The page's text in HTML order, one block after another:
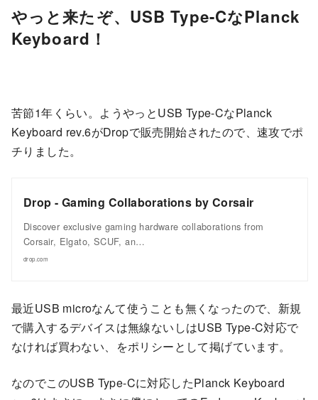
やっと来たぞ、USB Type-CなPlanck
Keyboard！
苦節1年くらい。ようやっとUSB Type-CなPlanck
Keyboard rev.6がDropで販売開始されたので、速攻でポ
チりました。
Drop - Gaming Collaborations by Corsair
Discover exclusive gaming hardware collaborations from
Corsair, Elgato, SCUF, an…
drop.com
最近USB microなんて使うことも無くなったので、新規
で購入するデバイスは無線ないしはUSB Type-C対応で
なければ買わない、をポリシーとして掲げています。
なのでこのUSB Type-Cに対応したPlanck Keyboard